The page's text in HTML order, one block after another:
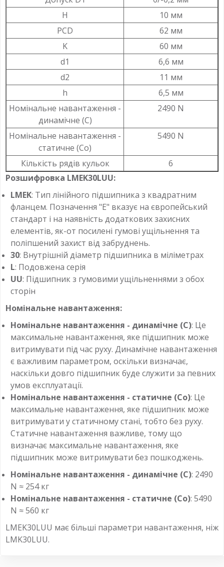
H
10 мм
PCD
62 мм
K
60 мм
d1
6,6 мм
d2
11 мм
h
6,5 мм
Номінальне навантаження -
динамічне (C)
2490 N
Номінальне навантаження -
статичне (Co)
5490 N
Кількість рядів кульок
6
Розшифровка LMEK30LUU:
LMEK: Тип лінійного підшипника з квадратним
фланцем. Позначення "E" вказує на європейський
стандарт і на наявність додаткових захисних
елементів, як-от посилені гумові ущільнення та
поліпшений захист від забруднень.
30: Внутрішній діаметр підшипника в міліметрах
L: Подовжена серія
UU: Підшипник з гумовими ущільненнями з обох
сторін
Номінальне навантаження:
Номінальне навантаження - динамічне (C): Це
максимальне навантаження, яке підшипник може
витримувати під час руху. Динамічне навантаження
є важливим параметром, оскільки визначає,
наскільки довго підшипник буде служити за певних
умов експлуатації.
Номінальне навантаження - статичне (Co): Це
максимальне навантаження, яке підшипник може
витримувати у статичному стані, тобто без руху.
Статичне навантаження важливе, тому що
визначає максимальне навантаження, яке
підшипник може витримувати без пошкоджень.
Номінальне навантаження - динамічне (C): 2490
N ≈ 254 кг
Номінальне навантаження - статичне (Co): 5490
N ≈ 560 кг
LMEK30LUU має більші параметри навантаження, ніж
LMK30LUU.